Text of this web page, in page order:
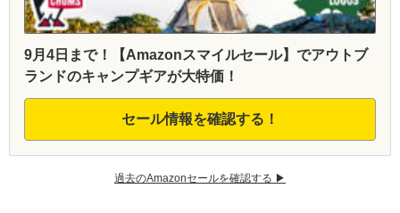
9月4日まで！【Amazonスマイルセール】でアウトブ
ランドのキャンプギアが大特価！
セール情報を確認する！
過去のAmazonセールを確認する ▶︎